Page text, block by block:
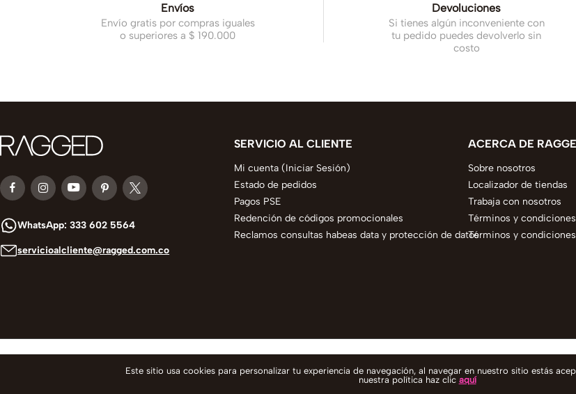
Envíos
Envío gratis por compras iguales
o superiores a $ 190.000
Devoluciones
Si tienes algún inconveniente con
tu pedido puedes devolverlo sin
costo
WhatsApp: 333 602 5564
servicioalcliente@ragged.com.co
SERVICIO AL CLIENTE
Mi cuenta (Iniciar Sesión)
Estado de pedidos
Pagos PSE
Redención de códigos promocionales
Reclamos consultas habeas data y protección de datos
ACERCA DE
Sobre nosotros
Localizador de tiendas
Trabaja con nosotros
Términos y
Términos y
© 2025 todos los derechos reservadosEste sitio usa cookies para personalizar tu experiencia de navegación, al navegar en nuestro sitio estás
nuestra política haz clic aquí